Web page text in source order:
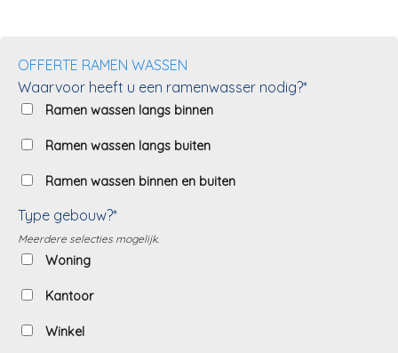
OFFERTE RAMEN WASSEN
Waarvoor heeft u een ramenwasser nodig?*
Ramen wassen langs binnen
Ramen wassen langs buiten
Ramen wassen binnen en buiten
Type gebouw?*
Meerdere selecties mogelijk.
Woning
Kantoor
Winkel